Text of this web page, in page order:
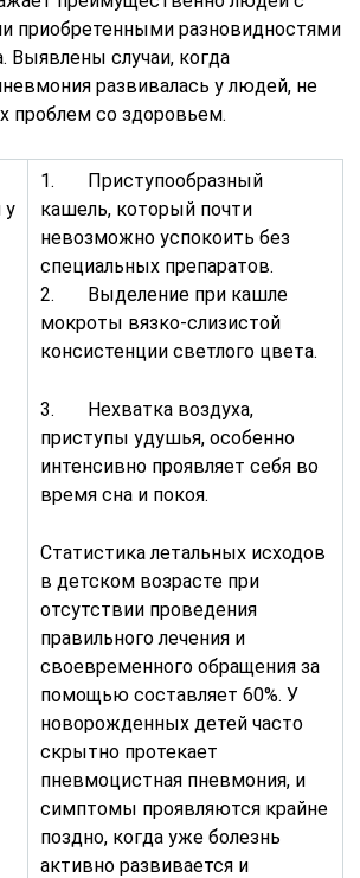
приобретенными разновидностями
Выявлены случаи, когда
развивалась у людей, не
проблем со здоровьем.
у
1. Приступообразный
кашель, который почти
невозможно успокоить без
специальных препаратов.
2. Выделение при кашле
мокроты вязко-слизистой
консистенции светлого цвета.
3. Нехватка воздуха,
приступы удушья, особенно
интенсивно проявляет себя во
время сна и покоя.
Статистика летальных исходов
в детском возрасте при
отсутствии проведения
правильного лечения и
своевременного обращения за
помощью составляет 60%. У
новорожденных детей часто
скрытно протекает
пневмоцистная пневмония, и
симптомы проявляются крайне
поздно, когда уже болезнь
активно развивается и